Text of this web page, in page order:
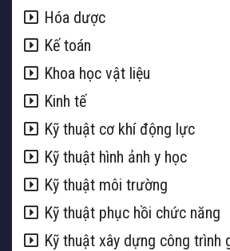
Hóa dược
Kế toán
Khoa học vật liệu
Kinh tế
Kỹ thuật cơ khí động lực
Kỹ thuật hình ảnh y học
Kỹ thuật môi trường
Kỹ thuật phục hồi chức năng
Kỹ thuật xây dựng công trình